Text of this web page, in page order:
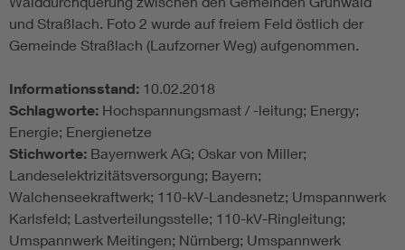
und Straßlach. Foto 2 wurde auf freiem Feld östlich der
Gemeinde Straßlach (Laufzorner Weg) aufgenommen.
Informationsstand: 10.02.2018
Schlagworte: Hochspannungsmast / -leitung; Energy;
Energie; Energienetze
Stichworte: Bayernwerk AG; Oskar von Miller;
Landeselektrizitätsversorgung; Bayern;
Walchenseekraftwerk; 110-kV-Landesnetz; Umspannwerk
Karlsfeld; Lastverteilungsstelle; 110-kV-Ringleitung;
Umspannwerk Meitingen; Nürnberg; Umspannwerk